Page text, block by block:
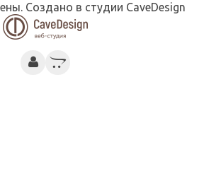
Создано в студии CaveDesign